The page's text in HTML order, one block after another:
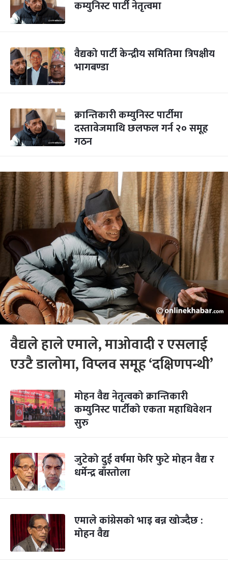
कम्युनिस्ट पार्टी नेतृत्वमा
वैद्यको पार्टी केन्द्रीय समितिमा त्रिपक्षीय
भागबण्डा
क्रान्तिकारी कम्युनिस्ट पार्टीमा
दस्तावेजमाथि छलफल गर्न २० समूह
गठन
वैद्यले हाले एमाले, माओवादी र एसलाई
एउटै डालोमा, विप्लव समूह ‘दक्षिणपन्थी’
मोहन वैद्य नेतृत्वको क्रान्तिकारी
कम्युनिस्ट पार्टीको एकता महाधिवेशन
सुरु
जुटेको दुई वर्षमा फेरि फुटे मोहन वैद्य र
धर्मेन्द्र बाँस्तोला
एमाले कांग्रेसको भाइ बन्न खोज्दैछ :
मोहन वैद्य